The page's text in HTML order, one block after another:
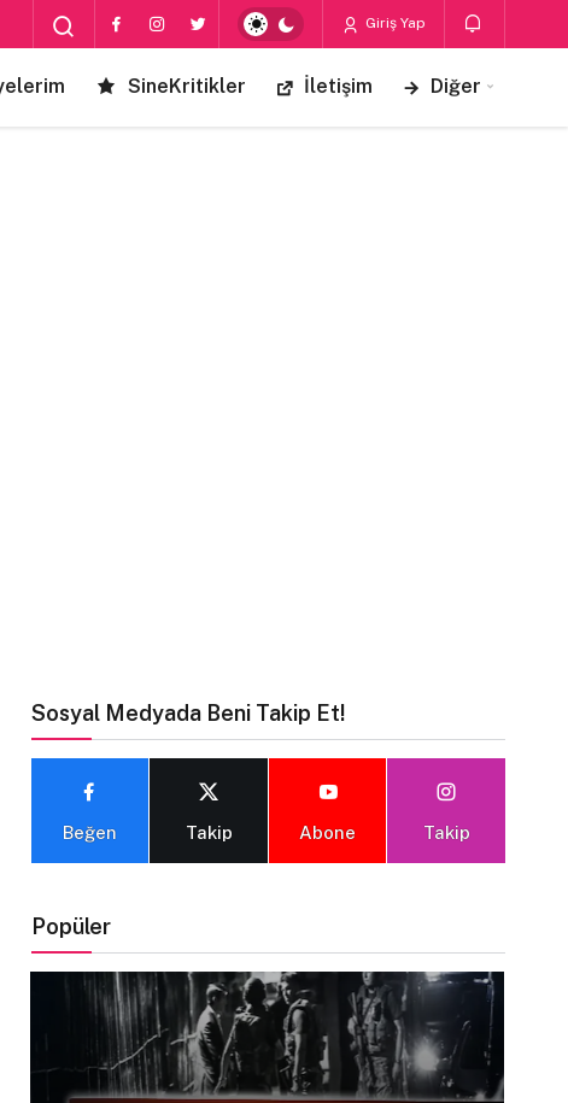
Giriş Yap
SineKritikler İletişim Diğer
Sosyal Medyada Beni Takip Et!
Beğen Takip Abone Takip
Popüler